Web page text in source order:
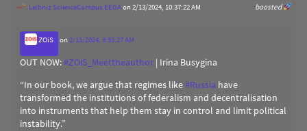
boosted
Leibniz ScienceCampus EEGAon 2/13/2024, 10:37:22 AM
ZOiS on2/13/2024, 8:53:27 AM
OUT NOW:#ZOiS_Meettheauthor | Irina Busygina
“In our book, we argue that regimes like#Russia have
transformed the institutions of federalism and decentralisation
into instruments that help them stay in control and limit political
instability.”